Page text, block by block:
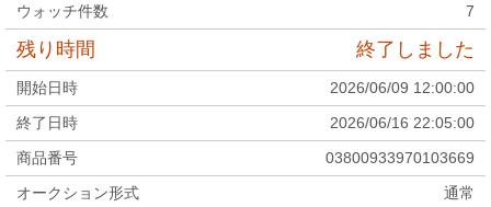
ウォッチ件数
7
残り時間 終了しました
開始日時
2026/06/09 12:00:00
終了日時
2026/06/16 22:05:00
商品番号
03800933970103669
オークション形式
通常